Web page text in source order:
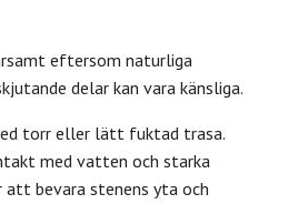
eftersom naturliga
delar kan vara känsliga.
torr eller lätt fuktad trasa.
med vatten och starka
att bevara stenens yta och